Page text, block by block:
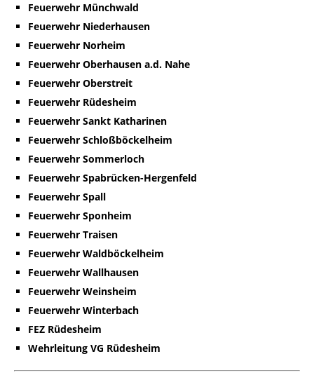
Feuerwehr Münchwald
Feuerwehr Niederhausen
Feuerwehr Norheim
Feuerwehr Oberhausen a.d. Nahe
Feuerwehr Oberstreit
Feuerwehr Rüdesheim
Feuerwehr Sankt Katharinen
Feuerwehr Schloßböckelheim
Feuerwehr Sommerloch
Feuerwehr Spabrücken-Hergenfeld
Feuerwehr Spall
Feuerwehr Sponheim
Feuerwehr Traisen
Feuerwehr Waldböckelheim
Feuerwehr Wallhausen
Feuerwehr Weinsheim
Feuerwehr Winterbach
FEZ Rüdesheim
Wehrleitung VG Rüdesheim